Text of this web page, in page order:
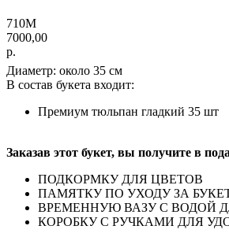
710M
7000,00
р.
Диаметр: около 35 см
В состав букета входит:
Премиум тюльпан гладкий 35 шт
Заказав этот букет, вы получите в
ПОДКОРМКУ ДЛЯ ЦВЕТОВ
ПАМЯТКУ ПО УХОДУ ЗА
ВРЕМЕННУЮ ВАЗУ С ВОДОЙ
КОРОБКУ С РУЧКАМИ ДЛЯ